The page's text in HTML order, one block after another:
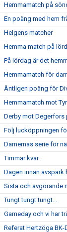
Hemmamatch på
En poäng med hem
Helgens matcher
Hemma match på
På lördag är det
Hemmamatch för
Äntligen poäng för
Hemmamatch mot
Derby mot Degerfors
Följ lucköppningen
Damernas serie för
Timmar kvar...
Dagen innan avspark
Sista och avgörande
Tungt tungt tungt...
Gameday och vi har
Referat Hertzöga BK-